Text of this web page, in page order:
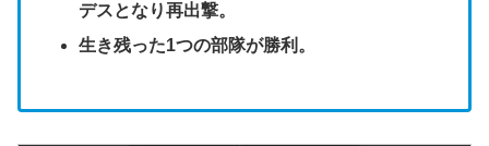
デスとなり再出撃。
生き残った1つの部隊が勝利。